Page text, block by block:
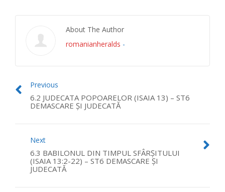
About The Author
romanianheralds -
Previous
6.2 JUDECATA POPOARELOR (ISAIA 13) – ST6
DEMASCARE ŞI JUDECATĂ
Next
6.3 BABILONUL DIN TIMPUL SFÂRŞITULUI
(ISAIA 13:2-22) – ST6 DEMASCARE ŞI
JUDECATĂ